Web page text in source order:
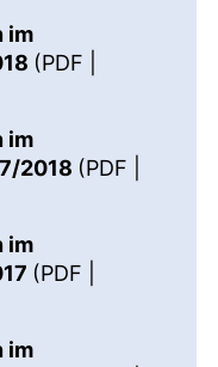
im
(PDF |
im
2018 (PDF |
im
(PDF |
im